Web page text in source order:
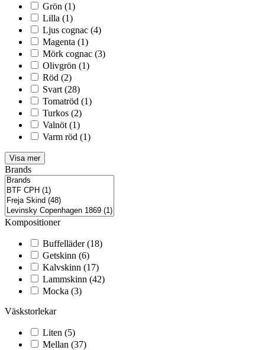
Grön (1)
Lilla (1)
Ljus cognac (4)
Magenta (1)
Mörk cognac (3)
Olivgrön (1)
Röd (2)
Svart (28)
Tomatröd (1)
Turkos (2)
Valnöt (1)
Varm röd (1)
Visa mer
Brands
Kompositioner
Buffelläder (18)
Getskinn (6)
Kalvskinn (17)
Lammskinn (42)
Mocka (3)
Väskstorlekar
Liten (5)
Mellan (37)